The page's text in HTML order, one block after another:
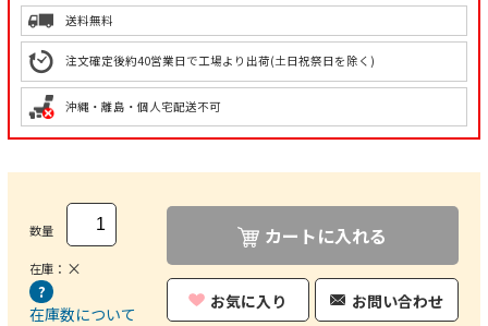
送料無料
注文確定後約40営業日で工場より出荷(土日祝祭日を除く)
沖縄・離島・個人宅配送不可
数量
在庫： ×
在庫数について
カートに入れる
お気に入り お問い合わせ